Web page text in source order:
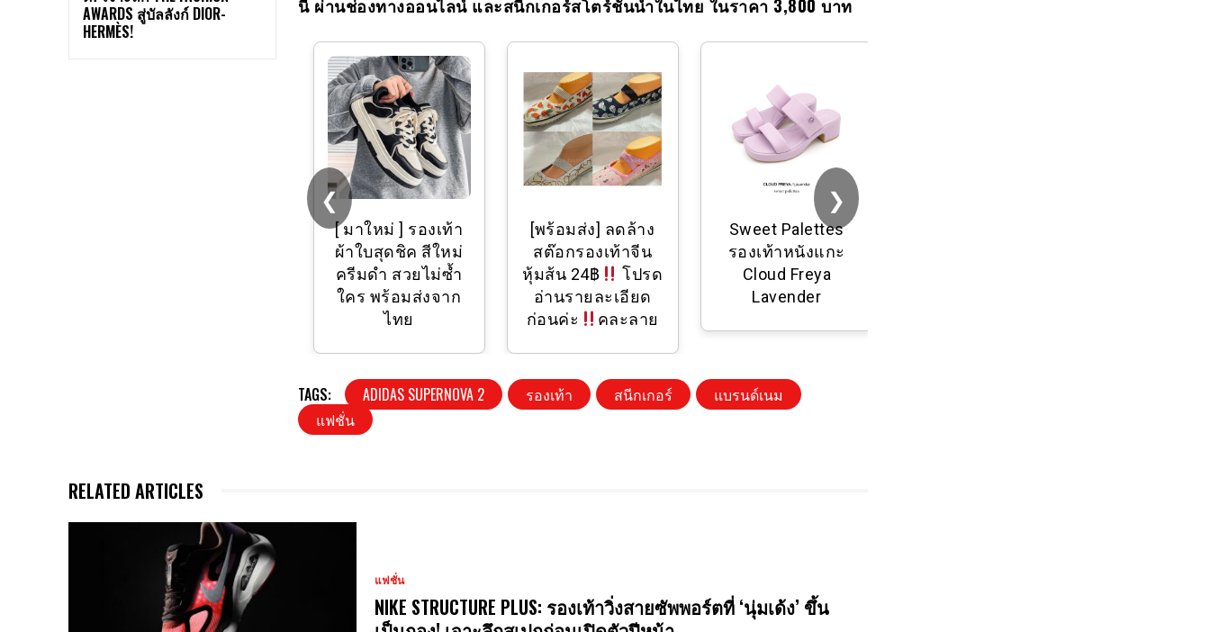
AWARDS สู่บัลลังก์ DIOR-
HERMÈS!
นี้ ผ่านช่องทางออนไลน์ และสนีกเกอร์สโตร์ชั้นนำในไทย ในราคา 3,800 บาท
[ มาใหม่ ] รองเท้า
ผ้าใบสุดชิค สีใหม่
ครีมดำ สวยไม่ซ้ำ
ใคร พร้อมส่งจาก
ไทย
[พร้อมส่ง] ลดล้าง
สต๊อกรองเท้าจีน
หุ้มส้น 24฿
โปรด
อ่านรายละเอียด
ก่อนค่ะ
คละลาย
Sweet Palettes
รองเท้าหนังแกะ
Cloud Freya
Lavender
❮ ❯
TAGS: ADIDAS SUPERNOVA 2 รองเท้า สนีกเกอร์
แบรนด์เนม
แฟชั่น
RELATED ARTICLES
แฟชั่น
NIKE STRUCTURE PLUS: รองเท้าวิ่งสายซัพพอร์ตที่ ‘นุ่มเด้ง’ ขึ้น